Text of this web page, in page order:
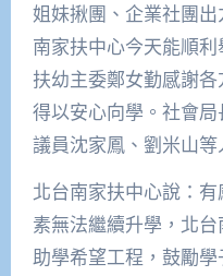
姐妹揪團、企業社團
南家扶中心今天能順
扶幼主委鄭女勤感謝
得以安心向學。社會
議員沈家鳳、劉米山
北台南家扶中心說：
素無法繼續升學，北
助學希望工程，鼓勵